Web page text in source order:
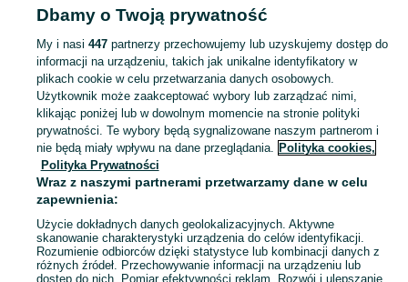
działka rod jalonek
stojak na doniczki
Zobacz Więcej
Skorzystaj z największego serwisu ogłoszeniowego - Złotniki i okolice! Kupuj to, czego pragniesz i sprzedawaj to, czego już nie potrzebujesz!
Mapa kategorii
Mapa miejscowości
Mapa ministron
Popularne wyszukiwania
Dbamy o Twoją prywatność
My i nasi 447partnerzy przechowujemy lub uzyskujemy dostęp do
informacji na urządzeniu, takich jak unikalne identyfikatory w
plikach cookie w celu przetwarzania danych osobowych.
Użytkownik może zaakceptować wybory lub zarządzać nimi,
klikając poniżej lub w dowolnym momencie na stronie polityki
prywatności. Te wybory będą sygnalizowane naszym partnerom i
nie będą miały wpływu na dane przeglądania. Polityka cookies,
Polityka Prywatności
Wraz z naszymi partnerami przetwarzamy dane w celu
zapewnienia:
Użycie dokładnych danych geolokalizacyjnych. Aktywne
skanowanie charakterystyki urządzenia do celów identyfikacji.
Rozumienie odbiorców dzięki statystyce lub kombinacji danych z
różnych źródeł. Przechowywanie informacji na urządzeniu lub
dostęp do nich. Pomiar efektywności reklam. Rozwój i ulepszanie